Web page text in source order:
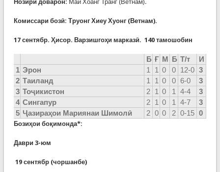
Нозири доварон: Май Хоанг Транг (Ветнам).
Комиссари бозӣ: Труонг Хиеу Хуонг (Ветнам).
17 сентябр. Ҳисор. Варзишгоҳи марказӣ. 140 тамошобин
Б Ғ М Б Т/т
И
1 Эрон 1 1 0 0 12-0 3
2 Таиланд 1 1 0 0 6-0
3
3 Тоҷикистон 2 1 0 1 4-4
3
4 Сингапур 2 1 0 1 4-7
3
5 Ҷазираҳои Мариянаи Шимолӣ 2 0 0 2 0-15 0
Бозиҳои боқимонда*:
Даври 3-юм
19 сентябр (чоршанбе)